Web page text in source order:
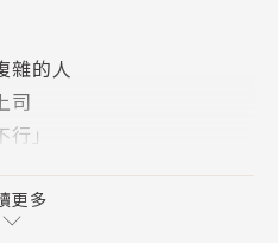
義感的人。
友
，絲毫不懂得變通
型。
期待別人幫忙。
雜的人
司
」
更多